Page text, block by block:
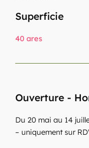
Superficie
40 ares
Ouverture -
Du 20 mai au 14
– uniquement sur